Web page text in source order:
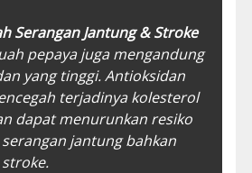
Serangan Jantung & Stroke
pepaya juga mengandung
yang tinggi. Antioksidan
terjadinya kolesterol
dapat menurunkan resiko
jantung bahkan